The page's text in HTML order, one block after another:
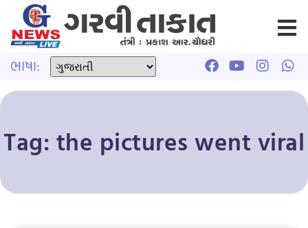
ભાષા:
Tag: the pictures went viral